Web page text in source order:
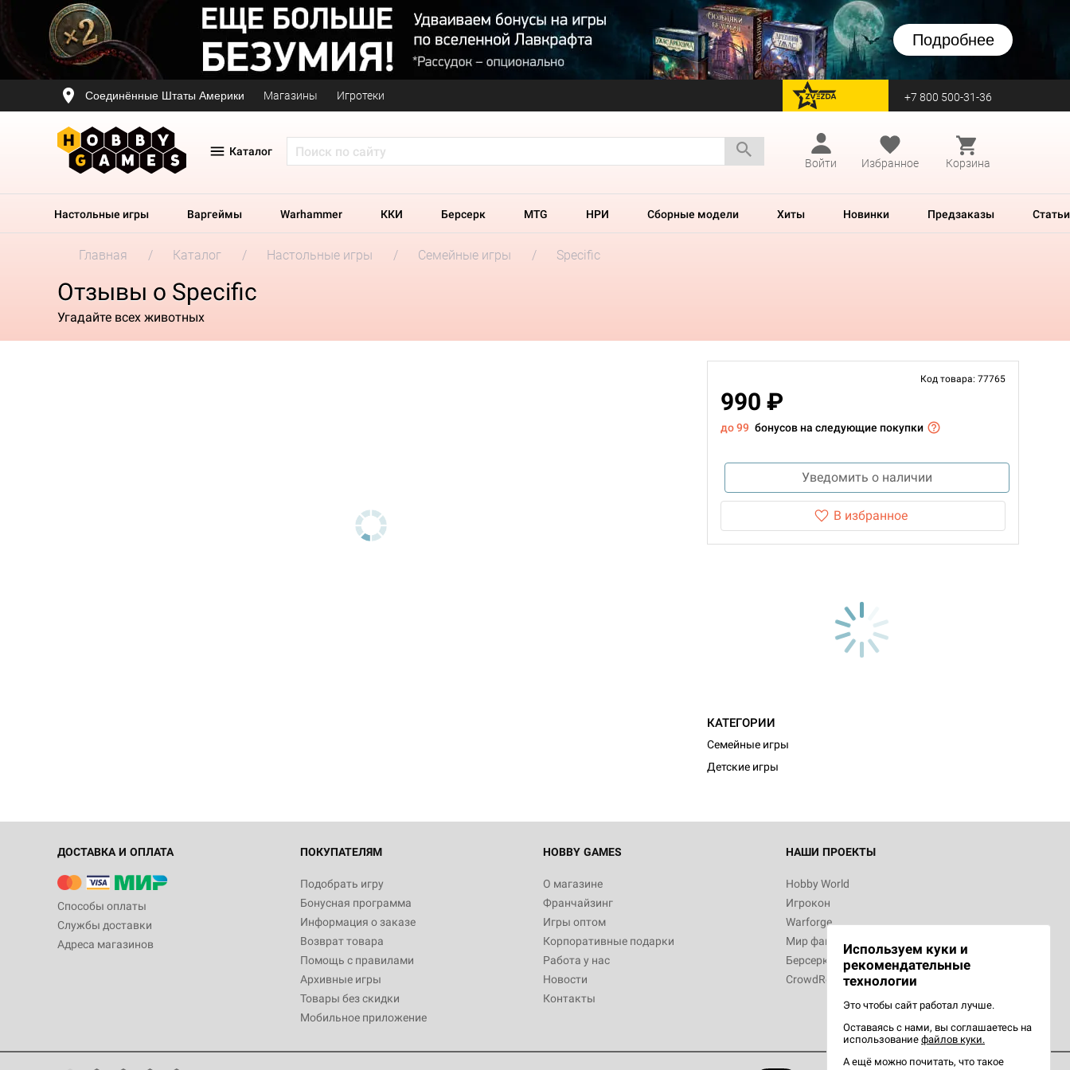
Подробнее
Соединённые Штаты Америки Магазины Игротеки перейти на Zvezda +7 800 500-31-36
Каталог
Войти
Избранное Корзина
Настольные игры Варгеймы Warhammer ККИ Берсерк MTG НРИ Сборные модели Хиты Новинки Предзаказы Статьи
Главная Каталог Настольные игры Семейные игры Specific
Отзывы о Specific
Угадайте всех животных
Код товара: 77765
990 ₽
до 99 бонусов на следующие покупки
Уведомить о наличии
В избранное
КАТЕГОРИИ
Семейные игры
Детские игры
ДОСТАВКА И ОПЛАТА
Способы оплаты
Службы доставки
Адреса магазинов
ПОКУПАТЕЛЯМ
Подобрать игру
Бонусная программа
Информация о заказе
Возврат товара
Помощь с правилами
Архивные игры
Товары без скидки
Мобильное приложение
HOBBY GAMES
О магазине
Франчайзинг
Игры оптом
Корпоративные подарки
Работа у нас
Новости
Контакты
НАШИ ПРОЕКТЫ
Hobby World
Игрокон
Warforge
Мир фантастики
Берсерк
CrowdRepublic
Используем куки и
рекомендательные
технологии
Это чтобы сайт работал лучше.
Оставаясь с нами, вы соглашаетесь на
использование файлов куки.
А ещё можно почитать, что такое